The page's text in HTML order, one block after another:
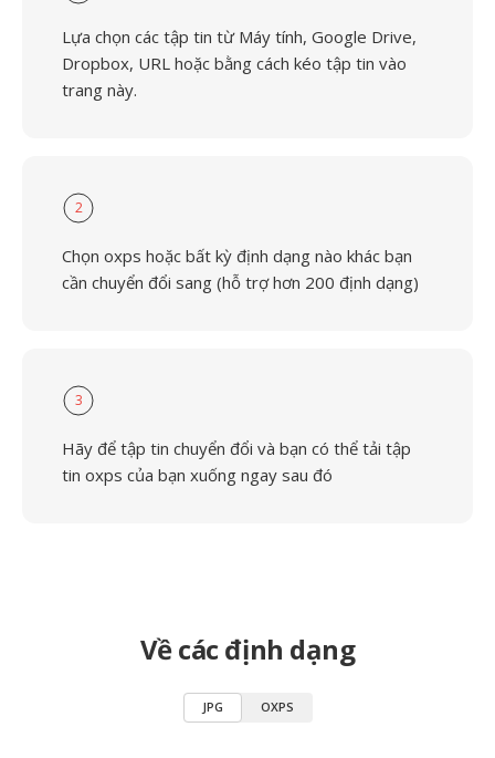
Lựa chọn các tập tin từ Máy tính, Google Drive,
Dropbox, URL hoặc bằng cách kéo tập tin vào
trang này.
2
Chọn oxps hoặc bất kỳ định dạng nào khác bạn
cần chuyển đổi sang (hỗ trợ hơn 200 định dạng)
3
Hãy để tập tin chuyển đổi và bạn có thể tải tập
tin oxps của bạn xuống ngay sau đó
Về các định dạng
JPG OXPS